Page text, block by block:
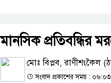
মানসিক প্রতিবন্ধির
মোঃ বিপ্লব, রাণীশংকৈল
সংবাদ প্রকাশের সময় :